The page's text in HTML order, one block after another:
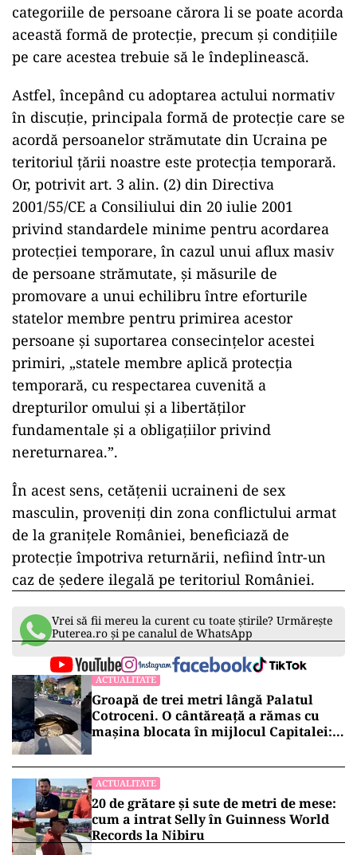
categoriile de persoane cărora li se poate acorda
această formă de protecție, precum și condițiile
pe care acestea trebuie să le îndeplinească.
Astfel, începând cu adoptarea actului normativ
în discuție, principala formă de protecție care se
acordă persoanelor strămutate din Ucraina pe
teritoriul țării noastre este protecția temporară.
Or, potrivit art. 3 alin. (2) din Directiva
2001/55/CE a Consiliului din 20 iulie 2001
privind standardele minime pentru acordarea
protecției temporare, în cazul unui aflux masiv
de persoane strămutate, și măsurile de
promovare a unui echilibru între eforturile
statelor membre pentru primirea acestor
persoane și suportarea consecințelor acestei
primiri, „statele membre aplică protecția
temporară, cu respectarea cuvenită a
drepturilor omului și a libertăților
fundamentale și a obligațiilor privind
nereturnarea.”.
În acest sens, cetățenii ucraineni de sex
masculin, proveniți din zona conflictului armat
de la granițele României, beneficiază de
protecție împotriva returnării, nefiind într-un
caz de ședere ilegală pe teritoriul României.
Vrei să fii mereu la curent cu toate știrile? Urmărește
Puterea.ro și pe canalul de WhatsApp
ACTUALITATE
Groapă de trei metri lângă Palatul
Cotroceni. O cântăreață a rămas cu
mașina blocata în mijlocul Capitalei:
ACTUALITATE
20 de grătare și sute de metri de mese:
cum a intrat Selly în Guinness World
Records la Nibiru